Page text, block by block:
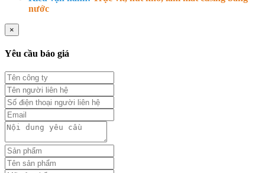
nước
×
Yêu cầu báo giá